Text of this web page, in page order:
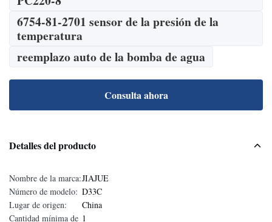
6754-81-2701 sensor de la presión de la
temperatura
reemplazo auto de la bomba de agua
Consulta ahora
Detalles del producto
Nombre de la marca:JIAJUE
Número de modelo: D33C
Lugar de origen:
China
Cantidad mínima de 1